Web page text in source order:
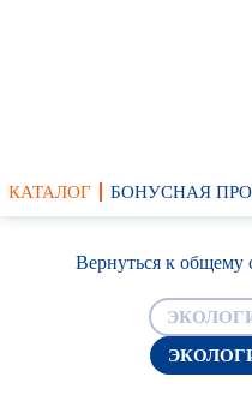
КАТАЛОГ БОНУСНАЯ
Вернуться к общему